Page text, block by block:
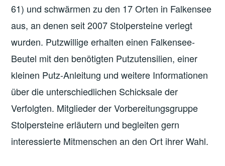
61) und schwärmen zu den 17 Orten in Falkensee
aus, an denen seit 2007 Stolpersteine verlegt
wurden. Putzwillige erhalten einen Falkensee-
Beutel mit den benötigten Putzutensilien, einer
kleinen Putz-Anleitung und weitere Informationen
über die unterschiedlichen Schicksale der
Verfolgten. Mitglieder der Vorbereitungsgruppe
Stolpersteine erläutern und begleiten gern
interessierte Mitmenschen an den Ort ihrer Wahl.